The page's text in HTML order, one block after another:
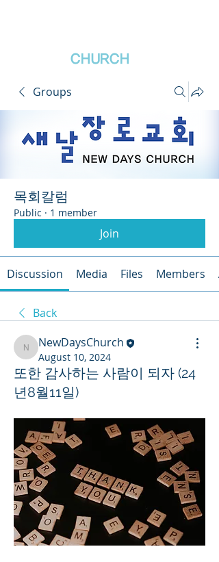
CHURCH
Groups
목회칼럼
Public · 1 member
Join
Discussion Media Files Members
Back
NewDaysChurch
NewDaysChurch
August 10, 2024
또한 감사하는 사람이 되자 (24
년8월11일)